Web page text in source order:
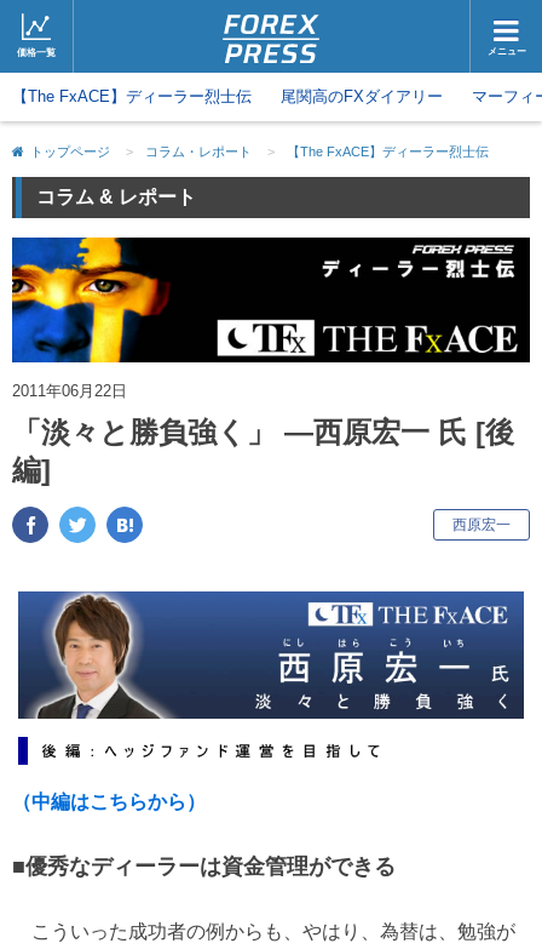
価格一覧 メニュー
ホーム ニュース
取引会社 マーケット
コラム・レポート
ツイッター 動画
【The FxACE】ディーラー烈士伝 尾関高のFXダイアリー マーフィ
トップページ > コラム・レポート > 【The FxACE】ディーラー烈士伝
コラム & レポート
2011年06月22日
「淡々と勝負強く」 ―西原宏一 氏 [後
編]
キ
ー
ー
ド
西原宏一
（中編はこちらから）
■優秀なディーラーは資金管理ができる
こういった成功者の例からも、やはり、為替は、勉強が